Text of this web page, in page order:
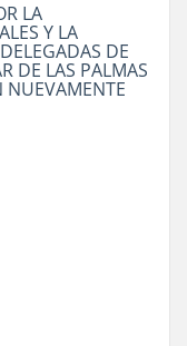
LA
Y LA
DE
DE LAS PALMAS
NUEVAMENTE